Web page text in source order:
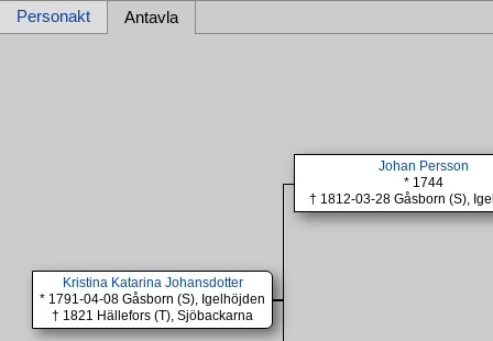
Personakt Antavla
Kristina Katarina Johansdotter
* 1791-04-08 Gåsborn (S), Igelhöjden
† 1821 Hällefors (T), Sjöbackarna
Johan Persson
* 1744
† 1812-03-28 Gåsborn (S),